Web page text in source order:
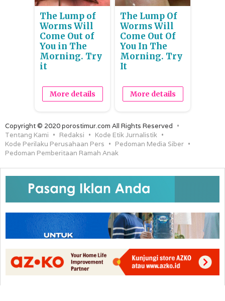
The Lump of
Worms Will
Come Out of
You in The
Morning. Try
it
More details
The Lump Of
Worms Will
Come Out Of
You In The
Morning. Try
It
More details
Copyright © 2020 porostimur.com All Rights Reserved
Tentang Kami
Redaksi
Kode Etik Jurnalistik
Kode Perilaku Perusahaan Pers
Pedoman Media Siber
Pedoman Pemberitaan Ramah Anak